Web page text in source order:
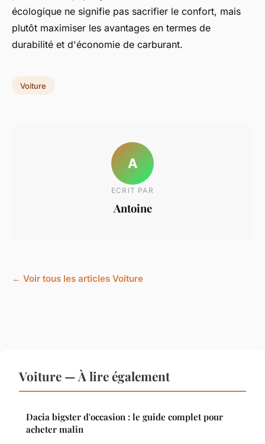
écologique ne signifie pas sacrifier le confort, mais
plutôt maximiser les avantages en termes de
durabilité et d'économie de carburant.
Voiture
A
ECRIT PAR
Antoine
← Voir tous les articles Voiture
Voiture — À lire également
Dacia bigster d'occasion : le guide complet pour
acheter malin